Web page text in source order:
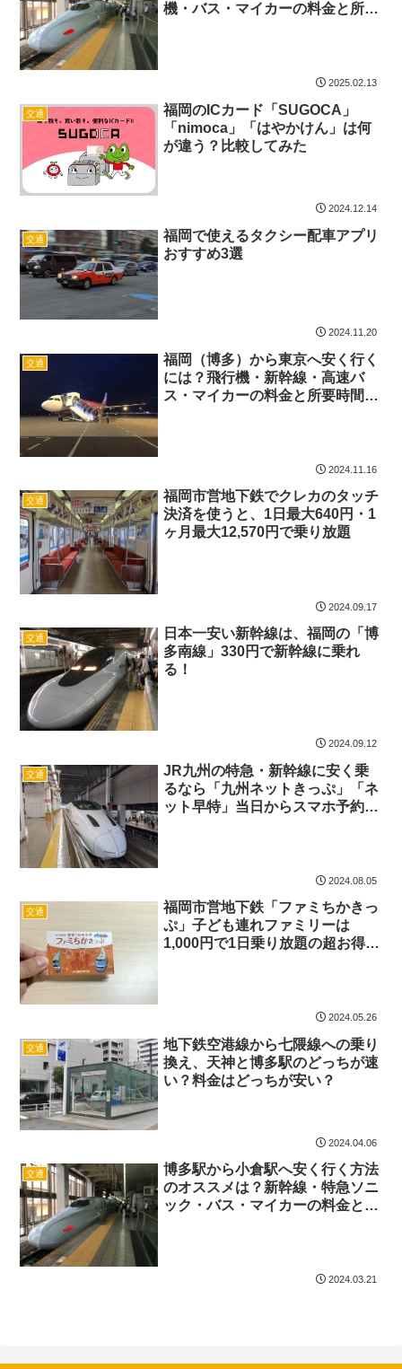
機・バス・マイカーの料金と所要
2025.02.13
交通
福岡のICカード「SUGOCA」
「nimoca」「はやかけん」は何
が違う？比較してみた
2024.12.14
交通
福岡で使えるタクシー配車アプリ
おすすめ3選
2024.11.20
交通
福岡（博多）から東京へ安く行く
には？飛行機・新幹線・高速バ
ス・マイカーの料金と所要時間を
2024.11.16
交通
福岡市営地下鉄でクレカのタッチ
決済を使うと、1日最大640円・1
ヶ月最大12,570円で乗り放題
2024.09.17
交通
日本一安い新幹線は、福岡の「博
多南線」330円で新幹線に乗れ
る！
2024.09.12
交通
JR九州の特急・新幹線に安く乗
るなら「九州ネットきっぷ」「ネ
ット早特」当日からスマホ予約で
2024.08.05
交通
福岡市営地下鉄「ファミちかきっ
ぷ」子ども連れファミリーは
1,000円で1日乗り放題の超お得チ
2024.05.26
交通
地下鉄空港線から七隈線への乗り
換え、天神と博多駅のどっちが速
い？料金はどっちが安い？
2024.04.06
交通
博多駅から小倉駅へ安く行く方法
のオススメは？新幹線・特急ソニ
ック・バス・マイカーの料金と所
2024.03.21